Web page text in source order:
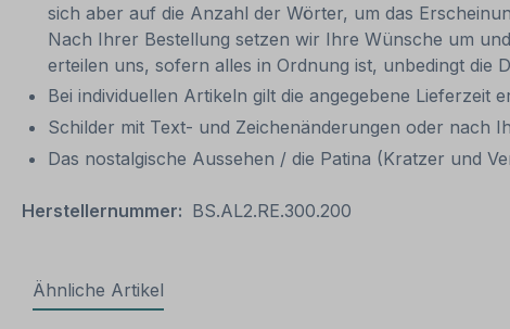
sich aber auf die Anzahl der Wörter, um das
Nach Ihrer Bestellung setzen wir Ihre Wünsche um
erteilen uns, sofern alles in Ordnung ist, unbedingt
Bei individuellen Artikeln gilt die angegebene Lieferzeit
Schilder mit Text- und Zeichenänderungen oder nach
Das nostalgische Aussehen / die Patina (Kratzer und
Herstellernummer: BS.AL2.RE.300.200
Ähnliche Artikel